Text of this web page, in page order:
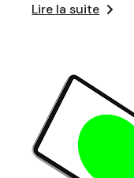
Lire la suite